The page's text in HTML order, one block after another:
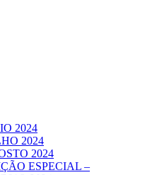
2024
2024
2024
ESPECIAL –